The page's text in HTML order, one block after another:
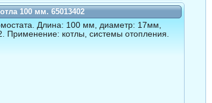
100 мм. 65013402
Длина: 100 мм, диаметр: 17мм,
Применение: котлы, системы отопления.